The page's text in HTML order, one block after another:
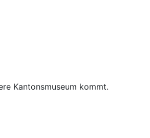
Kantonsmuseum kommt.